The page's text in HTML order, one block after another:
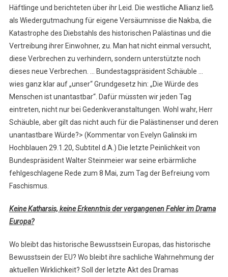
Häftlinge und berichteten über ihr Leid. Die westliche Allianz ließ
als Wiedergutmachung für eigene Versäumnisse die Nakba, die
Katastrophe des Diebstahls des historischen Palästinas und die
Vertreibung ihrer Einwohner, zu. Man hat nicht einmal versucht,
diese Verbrechen zu verhindern, sondern unterstützte noch
dieses neue Verbrechen. … Bundestagspräsident Schäuble …
wies ganz klar auf „unser“ Grundgesetz hin: „Die Würde des
Menschen ist unantastbar“. Dafür müssten wir jeden Tag
eintreten, nicht nur bei Gedenkveranstaltungen. Wohl wahr, Herr
Schäuble, aber gilt das nicht auch für die Palästinenser und deren
unantastbare Würde?> (Kommentar von Evelyn Galinski im
Hochblauen 29.1.20, Subtitel d.A.) Die letzte Peinlichkeit von
Bundespräsident Walter Steinmeier war seine erbärmliche
fehlgeschlagene Rede zum 8 Mai, zum Tag der Befreiung vom
Faschismus.
Keine Katharsis, keine Erkenntnis der vergangenen Fehler im Drama
Europa?
Wo bleibt das historische Bewusstsein Europas, das historische
Bewusstsein der EU? Wo bleibt ihre sachliche Wahrnehmung der
aktuellen Wirklichkeit? Soll der letzte Akt des Dramas